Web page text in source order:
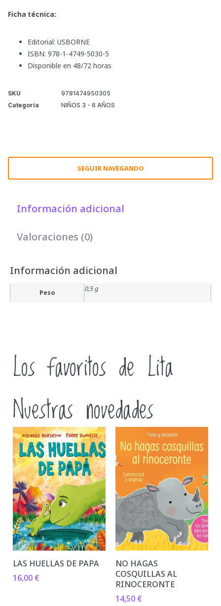
Ficha técnica:
Editorial: USBORNE
ISBN: 978-1-4749-5030-5
Disponible en 48/72 horas
SKU
9781474950305
Categoría
NIÑOS 3 - 6 AÑOS
SEGUIR NAVEGANDO
Información adicional
Valoraciones (0)
Información adicional
Peso 0,5 g
Los favoritos de Lita
Nuestras novedades
LAS HUELLAS DE PAPA
16,00 €
NO HAGAS
COSQUILLAS AL
RINOCERONTE
14,50 €